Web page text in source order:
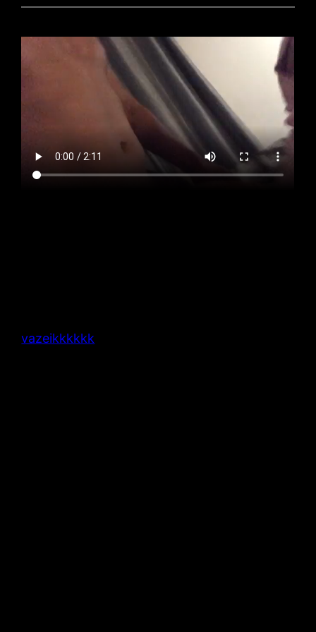
vazeikkkkkk